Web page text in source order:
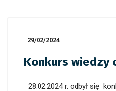
29/02/2024
Konkurs wiedzy
28.02.2024 r. odbył się